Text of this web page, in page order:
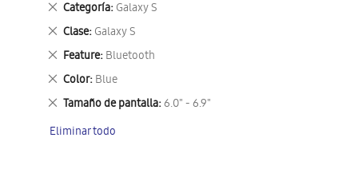
Categoría Galaxy S
Eliminar
este
artículo
Clase Galaxy S
Eliminar
este
artículo
Feature Bluetooth
Eliminar
este
artículo
Color Blue
Eliminar
este
artículo
Tamaño de pantalla 6.0" - 6.9"
Eliminar
artículo
Eliminar todo